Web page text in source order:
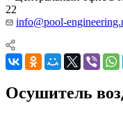
22
info@pool-
Осушитель